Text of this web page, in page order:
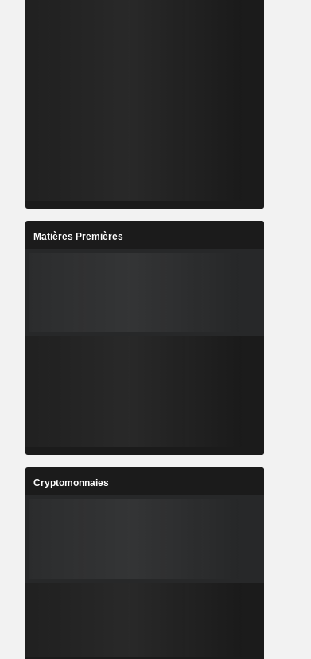
Matières Premières
Cryptomonnaies